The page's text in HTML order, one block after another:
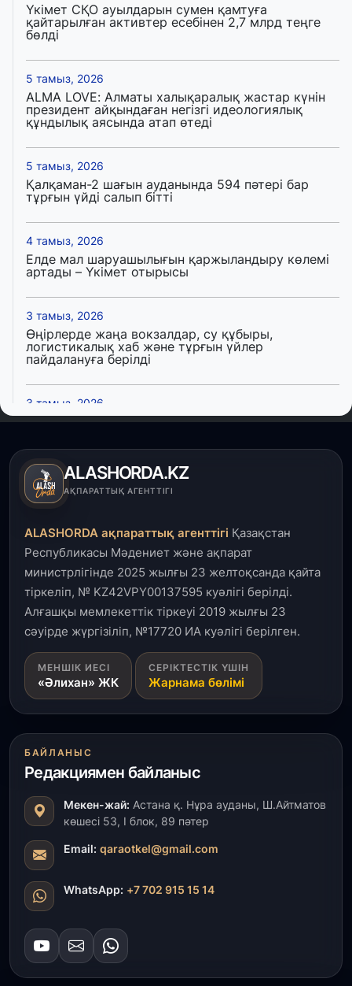
Үкімет СҚО ауылдарын сумен қамтуға
қайтарылған активтер есебінен 2,7 млрд теңге
бөлді
5 тамыз, 2026
ALMA LOVE: Алматы халықаралық жастар күнін
президент айқындаған негізгі идеологиялық
құндылық аясында атап өтеді
5 тамыз, 2026
Қалқаман-2 шағын ауданында 594 пәтері бар
тұрғын үйді салып бітті
4 тамыз, 2026
Елде мал шаруашылығын қаржыландыру көлемі
артады – Үкімет отырысы
3 тамыз, 2026
Өңірлерде жаңа вокзалдар, су құбыры,
логистикалық хаб және тұрғын үйлер
пайдалануға берілді
3 тамыз, 2026
Қызылордада 300 орындық аурухана,
салынып жатыр
1 тамыз, 2026
Кинопоиск Қазақстан азаматтарының ең
31 шілде, 2026
Ақмола облысындағы кездесуде кәсіпкерлер мен
ұстаздар «Әділет» партиясына өз ұсыныстарын
айтты
31 шілде, 2026
ҚР Президенті Орталық Азия елдеріне
ұзақмерзімді ынтымақтастық жоспарын әзірлеуді
ұсынды
«Ауыл аманаты»: Түркістанда 30,2 млрд теңгеге
4 223 жоба қаржыландырылды
31 шілде, 2026
Президент тапсырмасы орындалды: Шардара
толық ауыз сумен қамтылды
30 шілде, 2026
Түркістанда «Арыс-2» және Темір ауылының
30 шілде, 2026
Қордайлық қыз-келіншектер ұлттық нақыштағы
ALASHORDA.KZ
АҚПАРАТТЫҚ АГЕНТТІГІ
ALASHORDA ақпараттық агенттігі Қазақстан
Республикасы Мәдениет және ақпарат
министрлігінде 2025 жылғы 23 желтоқсанда қайта
тіркеліп, № KZ42VPY00137595 куәлігі берілді.
Алғашқы мемлекеттік тіркеуі 2019 жылғы 23
сәуірде жүргізіліп, №17720 ИА куәлігі берілген.
МЕНШІК ИЕСІ
«Әлихан» ЖК
СЕРІКТЕСТІК ҮШІН
Жарнама бөлімі
БАЙЛАНЫС
Редакциямен байланыс
Мекен-жай: Астана қ. Нұра ауданы, Ш.Айтматов
көшесі 53, І блок, 89 пәтер
Email: qaraotkel@gmail.com
WhatsApp: +7 702 915 15 14